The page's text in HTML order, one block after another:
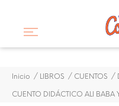
Inicio LIBROS CUENTOS
CUENTO DIDÁCTICO ALI BABA